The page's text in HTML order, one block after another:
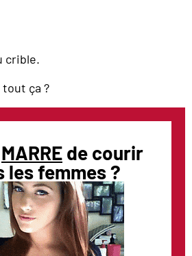
crible.
tout ça ?
MARRE de courir
les femmes ?